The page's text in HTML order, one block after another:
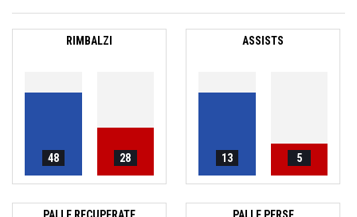
RIMBALZI
48 28
ASSISTS
13 5